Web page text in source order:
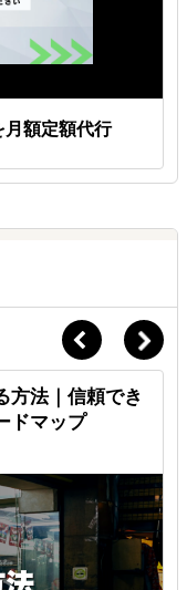
月額定額代行
方法｜信頼でき
ドマップ